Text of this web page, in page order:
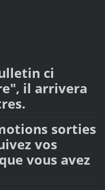
ci
il arrivera
sorties
vos
vous avez